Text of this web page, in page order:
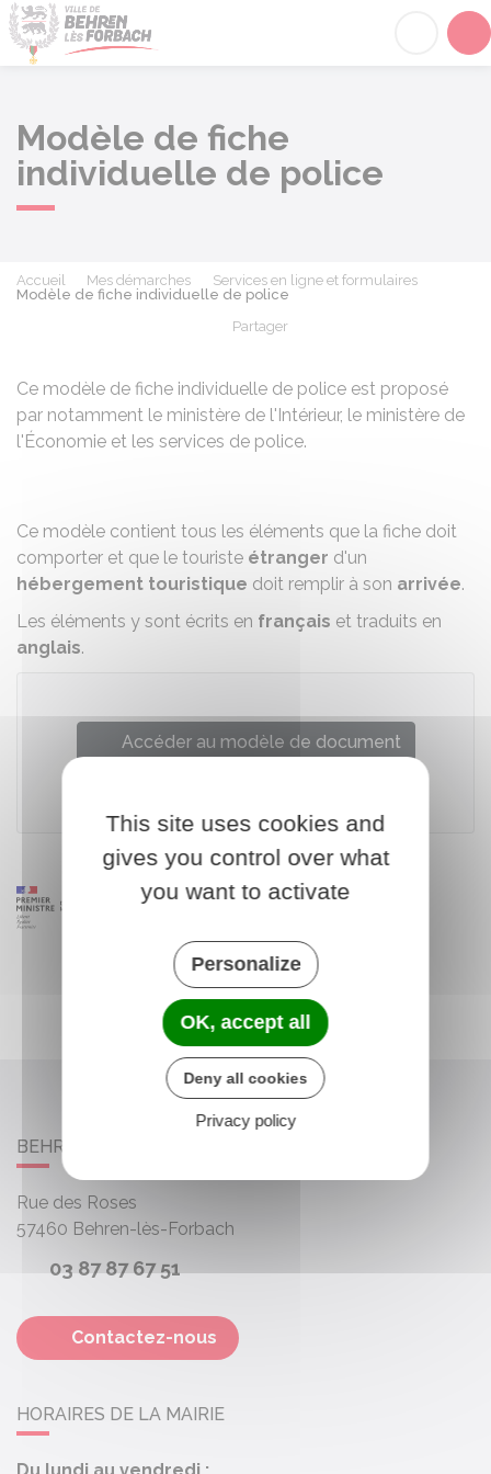
Modèle de fiche
individuelle de police
Accueil Mes démarches
Services en ligne et formulaires
Modèle de fiche individuelle de police
Partager
Ce modèle de fiche individuelle de police est proposé
par notamment le ministère de l'Intérieur, le ministère de
l'Économie et les services de police.
Ce modèle contient tous les éléments que la fiche doit
comporter et que le touriste étranger d'un
hébergement touristique doit remplir à son arrivée.
Les éléments y sont écrits en français et traduits en
anglais.
Accéder au modèle de document
BEHREN-LÈS-FORBACH
Rue des Roses
57460 Behren-lès-Forbach
03 87 87 67 51
Contactez-nous
HORAIRES DE LA MAIRIE
Du lundi au vendredi :
This site uses cookies and
gives you control over what
you want to activate
Personalize
OK, accept all
Deny all cookies
Privacy policy